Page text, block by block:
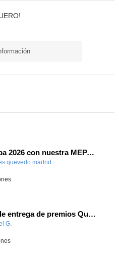
Día de Europa 2026 con nuestra MEPAS asociada IES Rey Pastor
quevedo madrid
Ceremonia de entrega de premios Quizstory 2026
G.